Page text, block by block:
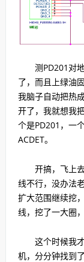
测PD201对地
了，而且上绿油
我脑子自动把热
开了，我就想我
个是PD201，一
ACDET。
开搞，飞上去
线不行，没办法
扩大范围继续挖
线，挖了一大圈
这个时候我才
机，分分钟找到